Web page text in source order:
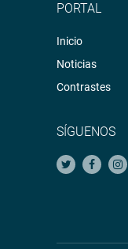
PORTAL
Inicio
Noticias
Contrastes
SÍGUENOS